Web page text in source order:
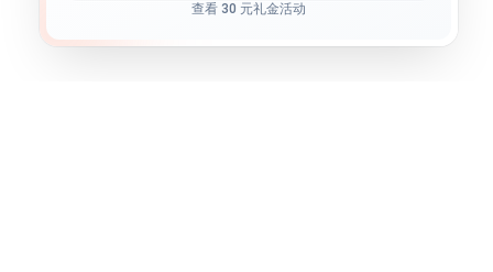
查看 30 元礼金活动